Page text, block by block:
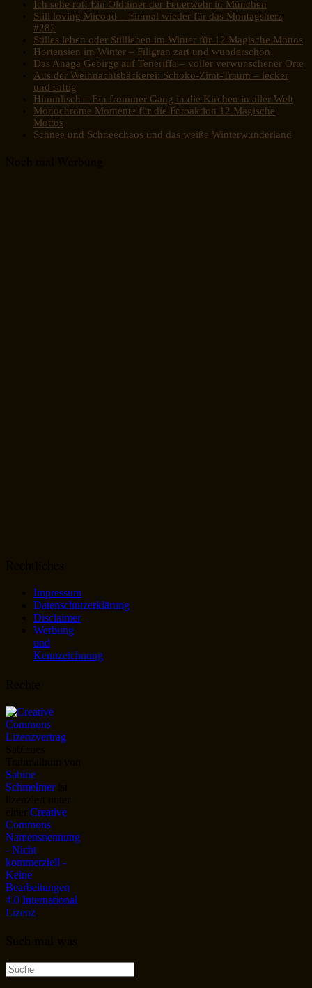
Ich sehe rot! Ein Oldtimer der Feuerwehr in München
Still loving Micoud – Einmal wieder für das Montagsherz
#282
Stilles leben oder Stillleben im Winter für 12 Magische Mottos
Hortensien im Winter – Filigran zart und wunderschön!
Das Anaga Gebirge auf Teneriffa – voller verwunschener Orte
Aus der Weihnachtsbäckerei: Schoko-Zimt-Traum – lecker
und saftig
Himmlisch – Ein frommer Gang in die Kirchen in aller Welt
Monochrome Momente für die Fotoaktion 12 Magische
Mottos
Schnee und Schneechaos und das weiße Winterwunderland
Impressum
Datenschutzerklärung
Disclaimer
Werbung
und
Kennzeichnung
Sabine
Schmelmerist
Creative
Commons
Namensnennung
- Nicht
kommerziell -
Keine
Bearbeitungen
4.0 International
Lizenz
Suche
nach: